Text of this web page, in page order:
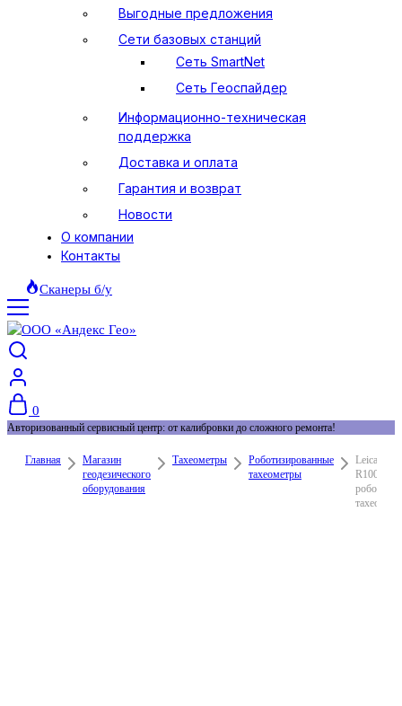
Выгодные предложения
Сети базовых станций
Сеть SmartNet
Сеть Геоспайдер
Информационно-техническая
поддержка
Доставка и оплата
Гарантия и возврат
Новости
О компании
Контакты
Сканеры б/у
0
Авторизованный сервисный центр: от калибровки до сложного ремонта!
Главная
Магазин
геодезического
оборудования
Тахеометры
Роботизированные
тахеометры
Leica
R1000 2″
тахеометр